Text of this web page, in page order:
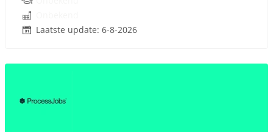
Laatste update: 6-8-2026